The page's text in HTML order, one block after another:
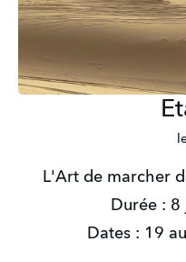
L'Art de marcher
Durée :
Dates : 19